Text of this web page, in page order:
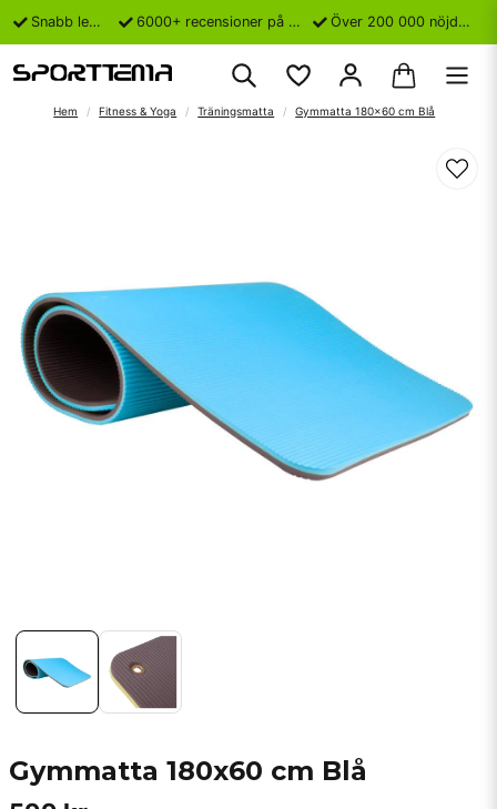
Snabb leverans 6000+ recensioner på Trustpilot Över 200 000 nöjda kunder
Hem Fitness & Yoga Träningsmatta Gymmatta 180x60 cm Blå
Gymmatta 180x60 cm Blå